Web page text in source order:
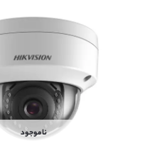
ناموجود